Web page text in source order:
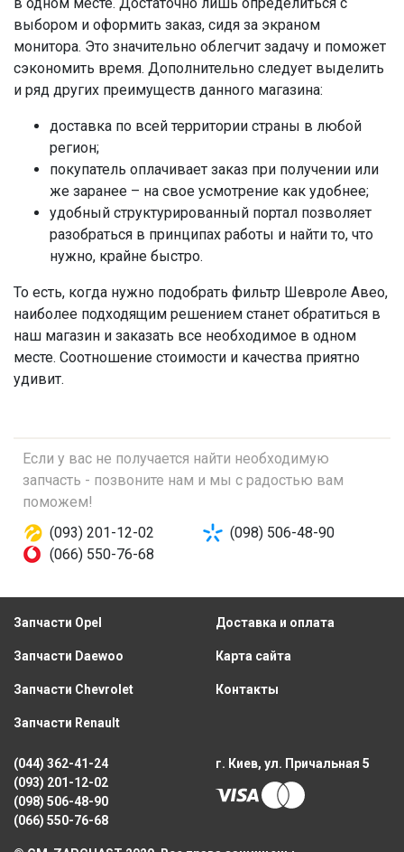
выбором и оформить заказ, сидя за экраном
монитора. Это значительно облегчит задачу и поможет
сэкономить время. Дополнительно следует выделить
и ряд других преимуществ данного магазина:
доставка по всей территории страны в любой
регион;
покупатель оплачивает заказ при получении или
же заранее – на свое усмотрение как удобнее;
удобный структурированный портал позволяет
разобраться в принципах работы и найти то, что
нужно, крайне быстро.
То есть, когда нужно подобрать фильтр Шевроле Авео,
наиболее подходящим решением станет обратиться в
наш магазин и заказать все необходимое в одном
месте. Соотношение стоимости и качества приятно
удивит.
Если у вас не получается найти необходимую
запчасть - позвоните нам и мы с радостью вам
поможем!
(093) 201-12-02
(098) 506-48-90
(066) 550-76-68
Запчасти Opel
Запчасти Daewoo
Запчасти Chevrolet
Запчасти Renault
Доставка и оплата
Карта сайта
Контакты
(044) 362-41-24
(093) 201-12-02
(098) 506-48-90
(066) 550-76-68
г. Киев, ул. Причальная 5